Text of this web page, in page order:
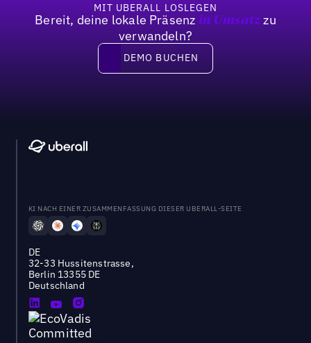
MIT UBERALL LOSLEGEN
Bereit, deine lokale Präsenz in Umsatzzu
verwandeln?
DEMO BUCHEN
DEMO BUCHEN
KI NACH EINER ZUSAMMENFASSUNG DIESER UBERALL-SEITE
DE
32-33 Hussitenstrasse,
Berlin 13355 DE
Deutschland